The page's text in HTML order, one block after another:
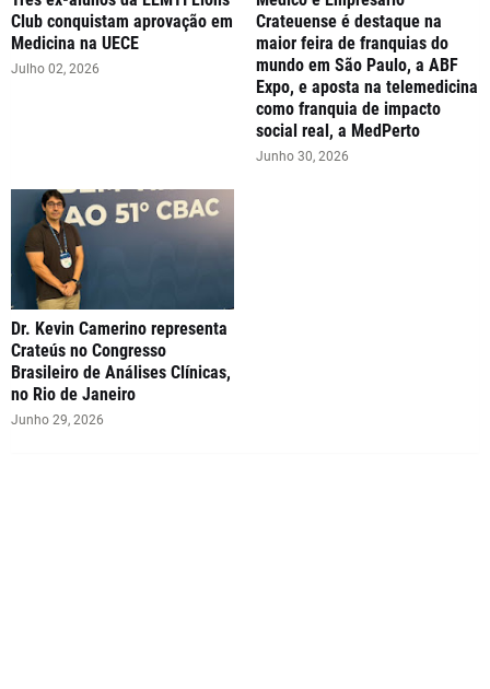
Club conquistam aprovação em
Medicina na UECE
Julho 02, 2026
Crateuense é destaque na
maior feira de franquias do
mundo em São Paulo, a ABF
Expo, e aposta na telemedicina
como franquia de impacto
social real, a MedPerto
Junho 30, 2026
Dr. Kevin Camerino representa
Crateús no Congresso
Brasileiro de Análises Clínicas,
no Rio de Janeiro
Junho 29, 2026